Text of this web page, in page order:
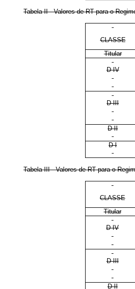
Tabela II - Valores de RT para o
CLASSE
Titular
D IV
D III
D II
D I
Tabela III - Valores de RT para o
CLASSE
Titular
D IV
D III
D II